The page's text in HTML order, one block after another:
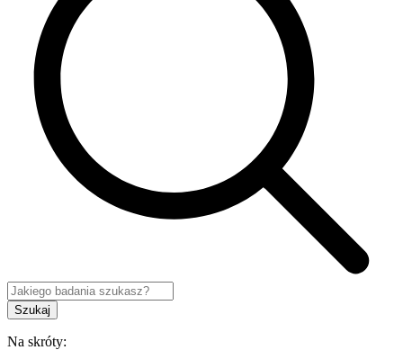
Szukaj
Na skróty: